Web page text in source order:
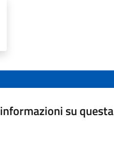
su questa